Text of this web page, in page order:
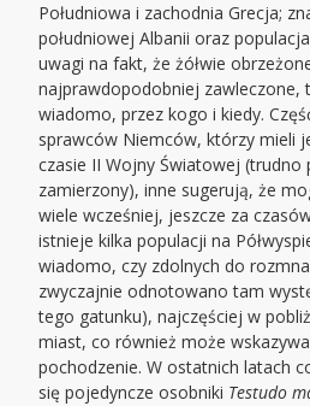
Południowa i zachodnia Grecja;
południowej Albanii oraz
uwagi na fakt, że żółwie
najprawdopodobniej zawleczone,
wiadomo, przez kogo i kiedy.
sprawców Niemców, którzy mieli
czasie II Wojny Światowej (trudno
zamierzony), inne sugerują, że
wiele wcześniej, jeszcze za
istnieje kilka populacji na
wiadomo, czy zdolnych do
zwyczajnie odnotowano tam
tego gatunku), najczęściej w
miast, co również może
pochodzenie. W ostatnich latach
się pojedyncze osobniki Testudo